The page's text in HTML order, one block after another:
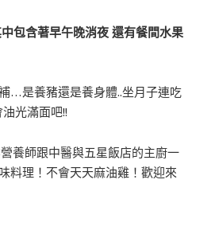
包含著早午晚消夜 還有餐間水果
…是養豬還是養身體..坐月子連吃
光滿面吧!!
養師跟中醫與五星飯店的主廚一
料理！不會天天麻油雞！歡迎來